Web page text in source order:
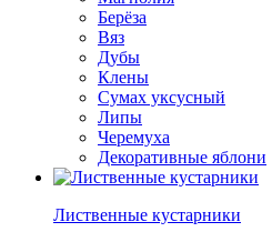
Берёза
Вяз
Дубы
Клены
Сумах уксусный
Липы
Черемуха
Декоративные яблони
Лиственные кустарники